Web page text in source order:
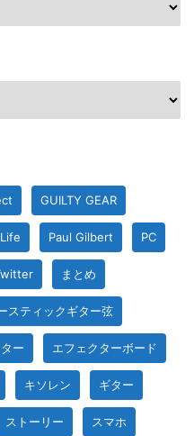
GUILTY GEAR
Paul Gilbert PC
まとめ
スティックギター弦
ー エフェクターボード
キソレン ギター
ストーリー スマホ